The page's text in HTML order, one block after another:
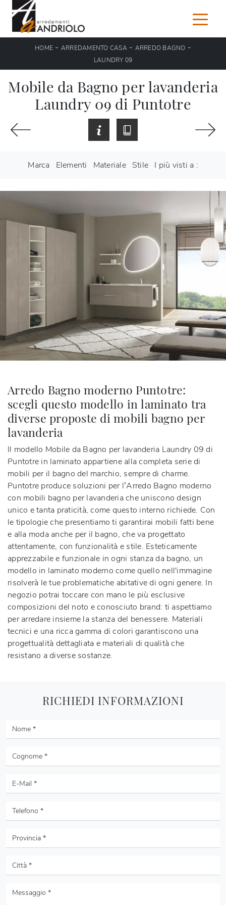
HOME - ARREDAMENTO CASA- ARREDO BAGNO -
LAUNDRY 09
Mobile da Bagno per lavanderia
Laundry 09 di Puntotre
Marca Elementi Materiale Stile I più visti a :
Arredo Bagno moderno Puntotre:
scegli questo modello in laminato tra
diverse proposte di mobili bagno per
lavanderia
Il modello Mobile da Bagno per lavanderia Laundry 09 di
Puntotre in laminato appartiene alla completa serie di
mobili per il bagno del marchio, sempre di charme.
Puntotre produce soluzioni per l’Arredo Bagno moderno
con mobili bagno per lavanderia che uniscono design
unico e tanta praticità, come questo interno richiede. Con
le tipologie che presentiamo ti garantirai mobili fatti bene
e alla moda anche per il bagno, che va progettato
attentamente, con funzionalità e stile. Esteticamente
apprezzabile e funzionale in ogni stanza da bagno, un
modello in laminato moderno come quello nell'immagine
risolverà le tue problematiche abitative di ogni genere. In
negozio potrai toccare con mano le più esclusive
composizioni del noto e conosciuto brand: ti aspettiamo
per arredare insieme la stanza del benessere. Materiali
tecnici e una ricca gamma di colori garantiscono una
progettualità dettagliata e materiali di qualità che
resistano a diverse sostanze.
RICHIEDI INFORMAZIONI